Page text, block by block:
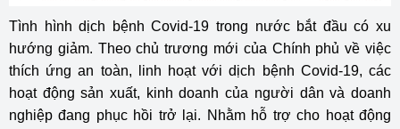
Tình hình dịch bệnh Covid-19 trong nước bắt đầu có xu
hướng giảm. Theo chủ trương mới của Chính phủ về việc
thích ứng an toàn, linh hoạt với dịch bệnh Covid-19, các
hoạt động sản xuất, kinh doanh của người dân và doanh
nghiệp đang phục hồi trở lại. Nhằm hỗ trợ cho hoạt động